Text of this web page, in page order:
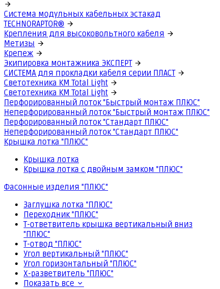
Система модульных кабельных эстакад
TECHNORAPTOR®
Крепления для высоковольтного кабеля
Метизы
Крепеж
Экипировка монтажника ЭКСПЕРТ
СИСТЕМА для прокладки кабеля серии ПЛАСТ
Светотехника КМ Total Light
Светотехника КМ Total Light
Перфорированный лоток "Быстрый монтаж ПЛЮС"
Неперфорированный лоток "Быстрый монтаж ПЛЮС"
Перфорированный лоток "Стандарт ПЛЮС"
Неперфорированный лоток "Стандарт ПЛЮС"
Крышка лотка "ПЛЮС"
Крышка лотка
Крышка лотка с двойным замком "ПЛЮС"
Фасонные изделия "ПЛЮС"
Заглушка лотка "ПЛЮС"
Переходник "ПЛЮС"
Т-ответвитель крышка вертикальный вниз
"ПЛЮС"
Т-отвод "ПЛЮС"
Угол вертикальный "ПЛЮС"
Угол горизонтальный "ПЛЮС"
Х-разветвитель "ПЛЮС"
Показать все